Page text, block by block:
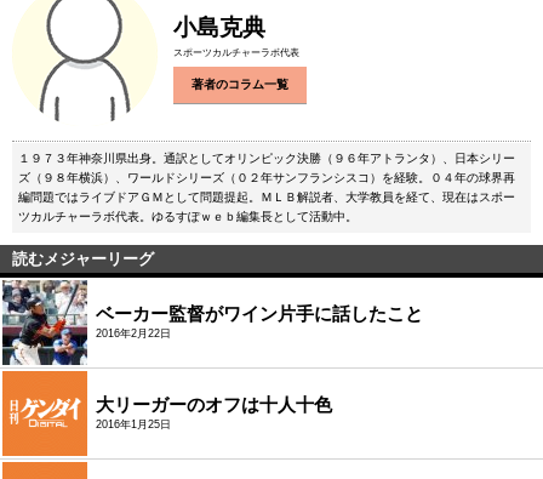
小島克典
スポーツカルチャーラボ代表
著者のコラム一覧
１９７３年神奈川県出身。通訳としてオリンピック決勝（９６年アトランタ）、日本シリー
ズ（９８年横浜）、ワールドシリーズ（０２年サンフランシスコ）を経験。０４年の球界再
編問題ではライブドアＧＭとして問題提起。ＭＬＢ解説者、大学教員を経て、現在はスポー
ツカルチャーラボ代表。ゆるすぽｗｅｂ編集長として活動中。
読むメジャーリーグ
ベーカー監督がワイン片手に話したこと
2016年2月22日
大リーガーのオフは十人十色
2016年1月25日